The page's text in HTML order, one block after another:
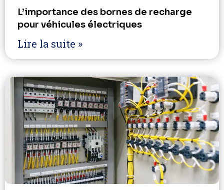
L’importance des bornes de recharge
pour véhicules électriques
Lire la suite »